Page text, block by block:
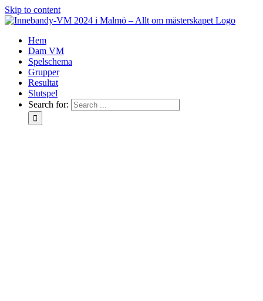
Skip to content
Hem
Dam VM
Spelschema
Grupper
Resultat
Slutspel
Search for: